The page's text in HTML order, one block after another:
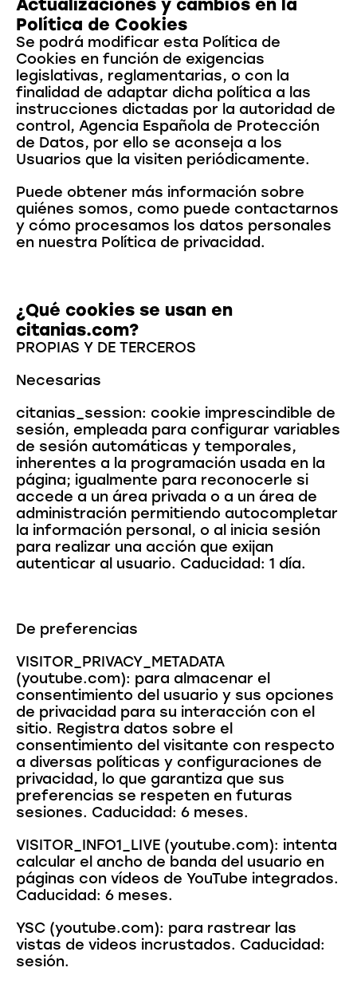
Actualizaciones y cambios en la
Política de Cookies
Se podrá modificar esta Política de
Cookies en función de exigencias
legislativas, reglamentarias, o con la
finalidad de adaptar dicha política a las
instrucciones dictadas por la autoridad de
control, Agencia Española de Protección
de Datos, por ello se aconseja a los
Usuarios que la visiten periódicamente.
Puede obtener más información sobre
quiénes somos, como puede contactarnos
y cómo procesamos los datos personales
en nuestra Política de privacidad.
¿Qué cookies se usan en
citanias.com?
PROPIAS Y DE TERCEROS
Necesarias
citanias_session: cookie imprescindible de
sesión, empleada para configurar variables
de sesión automáticas y temporales,
inherentes a la programación usada en la
página; igualmente para reconocerle si
accede a un área privada o a un área de
administración permitiendo autocompletar
la información personal, o al inicia sesión
para realizar una acción que exijan
autenticar al usuario. Caducidad: 1 día.
De preferencias
VISITOR_PRIVACY_METADATA
(youtube.com): para almacenar el
consentimiento del usuario y sus opciones
de privacidad para su interacción con el
sitio. Registra datos sobre el
consentimiento del visitante con respecto
a diversas políticas y configuraciones de
privacidad, lo que garantiza que sus
preferencias se respeten en futuras
sesiones. Caducidad: 6 meses.
VISITOR_INFO1_LIVE (youtube.com): intenta
calcular el ancho de banda del usuario en
páginas con vídeos de YouTube integrados.
Caducidad: 6 meses.
YSC (youtube.com): para rastrear las
vistas de videos incrustados. Caducidad:
sesión.